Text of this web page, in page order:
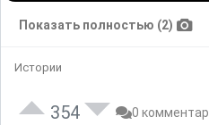
Показать полностью (2)
Истории
354 0